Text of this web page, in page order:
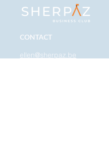
CONTACT
ellen@sherpaz.be